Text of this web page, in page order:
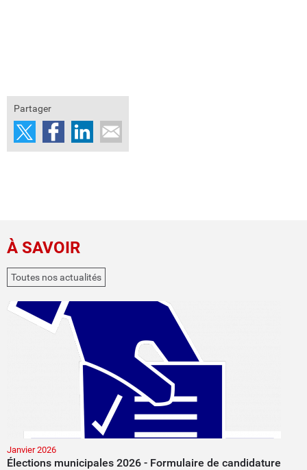
Partager
À SAVOIR
Toutes nos actualités
Janvier 2026
Élections municipales 2026 - Formulaire de candidature